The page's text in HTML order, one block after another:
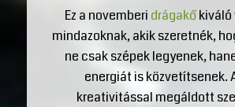
Ez a novemberi drágakőkiváló
mindazoknak, akik szeretnék,
ne csak szépek legyenek,
energiát is közvetítsenek.
kreativitással megáldott